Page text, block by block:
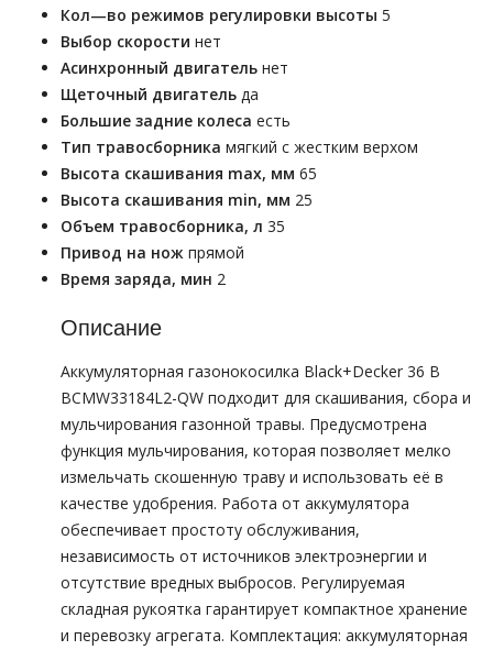
Кол—во режимов регулировки высоты 5
Выбор скорости нет
Асинхронный двигатель нет
Щеточный двигатель да
Большие задние колеса есть
Тип травосборника мягкий с жестким верхом
Высота скашивания max, мм 65
Высота скашивания min, мм 25
Объем травосборника, л 35
Привод на нож прямой
Время заряда, мин 2
Описание
Аккумуляторная газонокосилка Black+Decker 36 В
BCMW33184L2-QW подходит для скашивания, сбора и
мульчирования газонной травы. Предусмотрена
функция мульчирования, которая позволяет мелко
измельчать скошенную траву и использовать её в
качестве удобрения. Работа от аккумулятора
обеспечивает простоту обслуживания,
независимость от источников электроэнергии и
отсутствие вредных выбросов. Регулируемая
складная рукоятка гарантирует компактное хранение
и перевозку агрегата. Комплектация: аккумуляторная